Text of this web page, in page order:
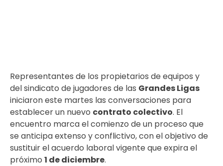
Representantes de los propietarios de equipos y
del sindicato de jugadores de las Grandes Ligas
iniciaron este martes las conversaciones para
establecer un nuevo contrato colectivo. El
encuentro marca el comienzo de un proceso que
se anticipa extenso y conflictivo, con el objetivo de
sustituir el acuerdo laboral vigente que expira el
próximo 1 de diciembre.